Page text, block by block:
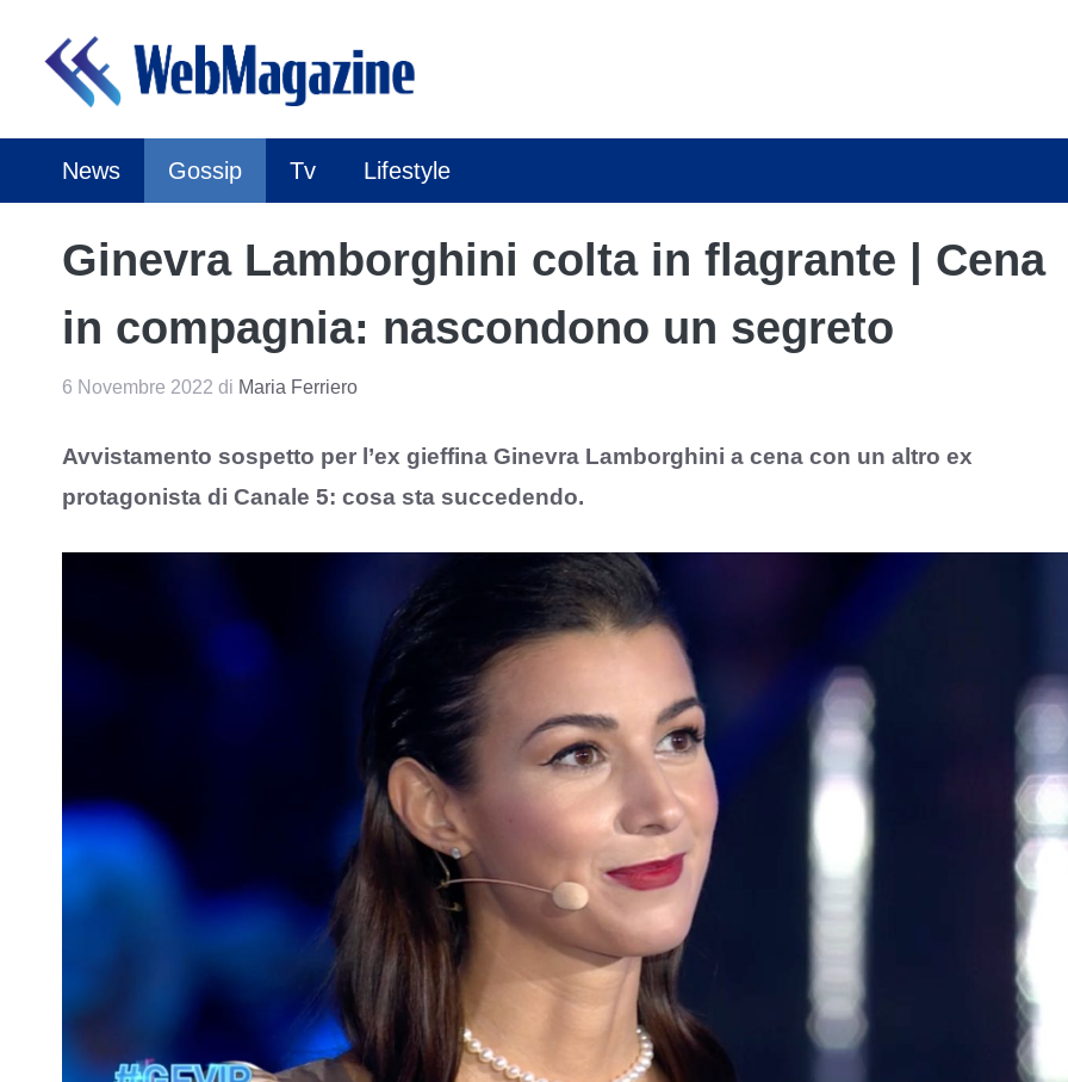
contenuto
News Gossip Tv Lifestyle
Ginevra Lamborghini colta in flagrante | Cena
in compagnia: nascondono un segreto
6 Novembre 2022 di Maria Ferriero
Avvistamento sospetto per l’ex gieffina Ginevra Lamborghini a cena con un altro ex
protagonista di Canale 5: cosa sta succedendo.